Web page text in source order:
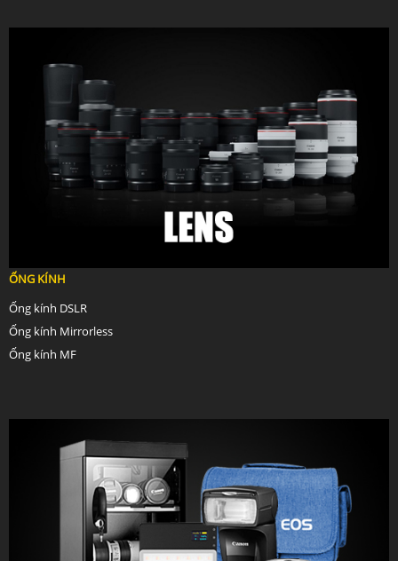
ỐNG KÍNH
Ống kính DSLR
Ống kính Mirrorless
Ống kính MF